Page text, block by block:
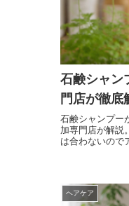
人気
お手
商品
石鹸シャン
門店が徹底
石鹸シャンプー
加専門店が解説
は合わないので
ヘアケア